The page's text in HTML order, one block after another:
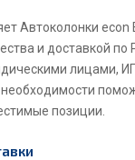
Автоколонки econ
и доставкой по
лицами,
позиции.